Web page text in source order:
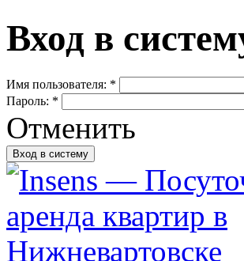
Вход в
Имя пользователя: *
Пароль: *
Отменить